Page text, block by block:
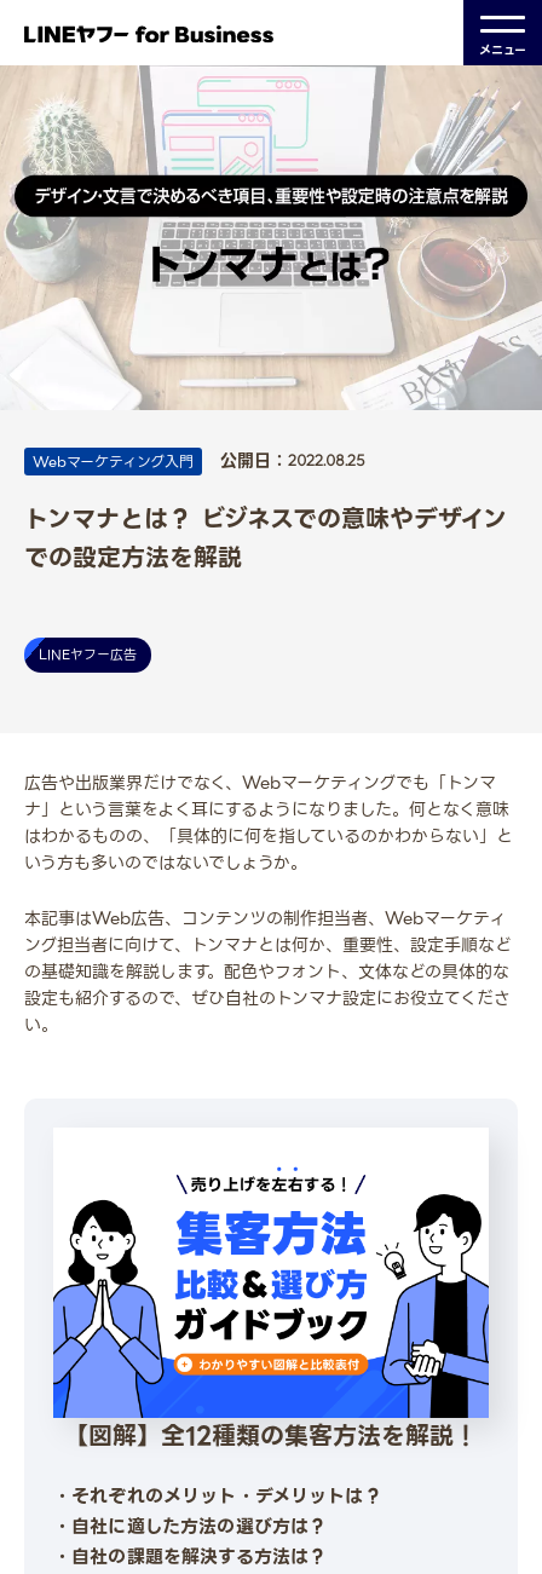
メニュー
Webマーケティング入門 公開日： 2022.08.25
トンマナとは？ ビジネスでの意味やデザイン
での設定方法を解説
LINEヤフー広告
広告や出版業界だけでなく、Webマーケティングでも「トンマ
ナ」という言葉をよく耳にするようになりました。何となく意味
はわかるものの、「具体的に何を指しているのかわからない」と
いう方も多いのではないでしょうか。
本記事はWeb広告、コンテンツの制作担当者、Webマーケティ
ング担当者に向けて、トンマナとは何か、重要性、設定手順など
の基礎知識を解説します。配色やフォント、文体などの具体的な
設定も紹介するので、ぜひ自社のトンマナ設定にお役立てくださ
い。
【図解】全12種類の集客方法を解説！
・それぞれのメリット・デメリットは？
・自社に適した方法の選び方は？
・自社の課題を解決する方法は？